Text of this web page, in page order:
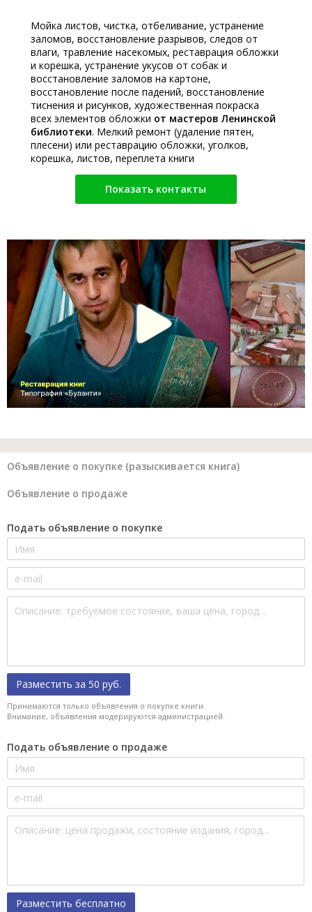
Мойка листов, чистка, отбеливание, устранение
заломов, восстановление разрывов, следов от
влаги, травление насекомых, реставрация обложки
и корешка, устранение укусов от собак и
восстановление заломов на картоне,
восстановление после падений, восстановление
тиснения и рисунков, художественная покраска
всех элементов обложки от мастеров Ленинской
библиотеки. Мелкий ремонт (удаление пятен,
плесени) или реставрацию обложки, уголков,
корешка, листов, переплета книги
Показать контакты
Объявление о покупке (разыскивается книга)
Объявление о продаже
Подать объявление о покупке
Разместить за 50 руб.
Принимаются только объявления о покупке книги.
Внимание, объявления модерируются администрацией.
Подать объявление о продаже
Разместить бесплатно